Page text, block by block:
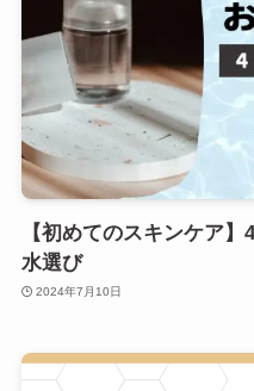
【初めてのスキンケア
水選び
2024年7月10日